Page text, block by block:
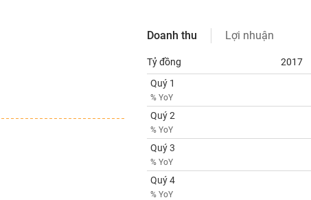
Doanh thu Lợi nhuận
Tỷ đồng
2017
Quý 1
% YoY
Quý 2
% YoY
Quý 3
% YoY
Quý 4
% YoY